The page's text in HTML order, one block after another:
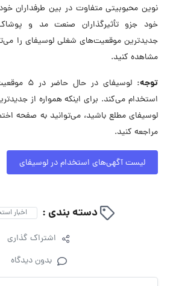
نوین محبوبیتی متفاوت در بین طرفداران
خود جزو تأثیرگذاران صنعت مد و
جدیدترین موقعیت‌های شغلی لوسیفای را
مشاهده کنید.
توجه:
لوسیفای
استخدام می‌کند. برای اینکه همواره از
لوسیفای مطلع باشید، می‌توانید به صفحه
مراجعه کنید.
لیست آگهی‌های استخدام در لوسیفای
دسته بندی : اخبار
اشتراک گذاری
بدون دیدگاه